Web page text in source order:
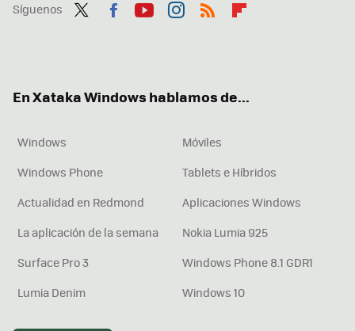
Síguenos
En Xataka Windows hablamos de...
Windows
Móviles
Windows Phone
Tablets e Híbridos
Actualidad en Redmond
Aplicaciones Windows
La aplicación de la semana
Nokia Lumia 925
Surface Pro 3
Windows Phone 8.1 GDR1
Lumia Denim
Windows 10